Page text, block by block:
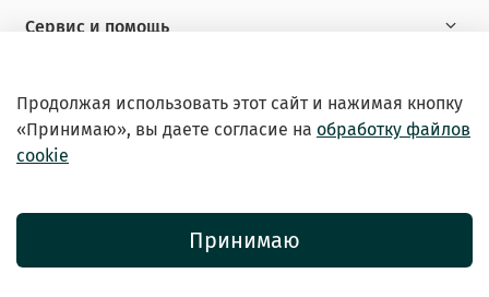
Сервис и помощь
© 2026 Зоомагазин «EXOTICANIMALS»
Продолжая использовать этот сайт и нажимая кнопку
«Принимаю», вы даете согласие на обработку файлов
cookie
Принимаю